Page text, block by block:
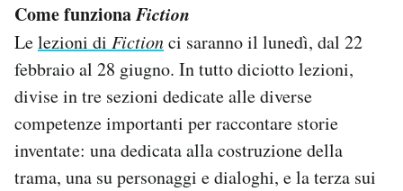
Come funzionaFiction
Lelezioni di Fictionci saranno il lunedì, dal 22
febbraio al 28 giugno. In tutto diciotto lezioni,
divise in tre sezioni dedicate alle diverse
competenze importanti per raccontare storie
inventate: una dedicata alla costruzione della
trama, una su personaggi e dialoghi, e la terza sui